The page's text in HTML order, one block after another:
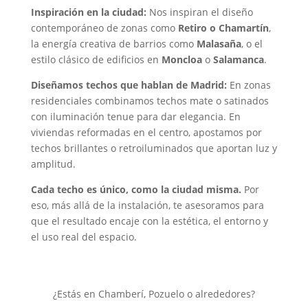
Inspiración en la ciudad: Nos inspiran el diseño
contemporáneo de zonas como Retiro o Chamartín,
la energía creativa de barrios como Malasaña, o el
estilo clásico de edificios en Moncloao Salamanca.
Diseñamos techos que hablan de Madrid: En zonas
residenciales combinamos techos mate o satinados
con iluminación tenue para dar elegancia. En
viviendas reformadas en el centro, apostamos por
techos brillantes o retroiluminados que aportan luz y
amplitud.
Cada techo es único, como la ciudad misma. Por
eso, más allá de la instalación, te asesoramos para
que el resultado encaje con la estética, el entorno y
el uso real del espacio.
¿Estás en Chamberí, Pozuelo o alrededores?